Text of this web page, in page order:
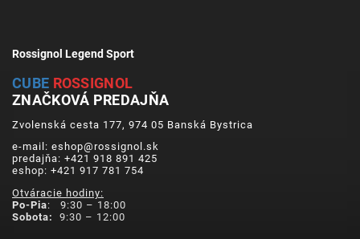
Rossignol Legend Sport
CUBE ROSSIGNOL
ZNAČKOVÁ PREDAJŇA
Zvolenská cesta 177, 974 05 Banská Bystrica
e-mail: eshop@rossignol.sk
predajňa: +421 918 891 425
eshop: +421 917 781 754
Otváracie hodiny:
Po-Pia: 9:30 – 18:00
Sobota:
9:30 – 12:00